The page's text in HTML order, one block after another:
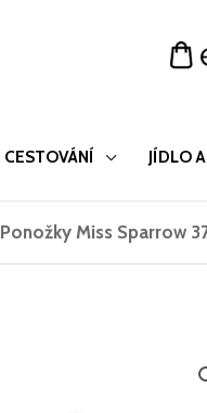
CESTOVÁNÍ JÍDLO
Ponožky Miss Sparrow